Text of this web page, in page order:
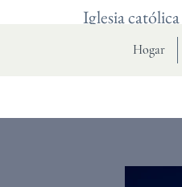
Hogar
Iglesia católica